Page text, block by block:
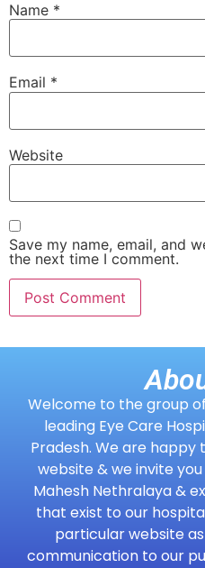
Name *
Email *
Website
Save my name, email, and
the next time I comment.
Welcome to the group
leading Eye Care
Pradesh. We are happy
website & we invite
Mahesh Nethralaya &
that exist to our
particular website
communication to our